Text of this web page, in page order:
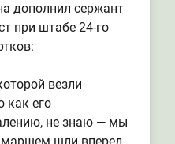
дополнил сержант
при штабе 24-го
везли
как его
не знаю — мы